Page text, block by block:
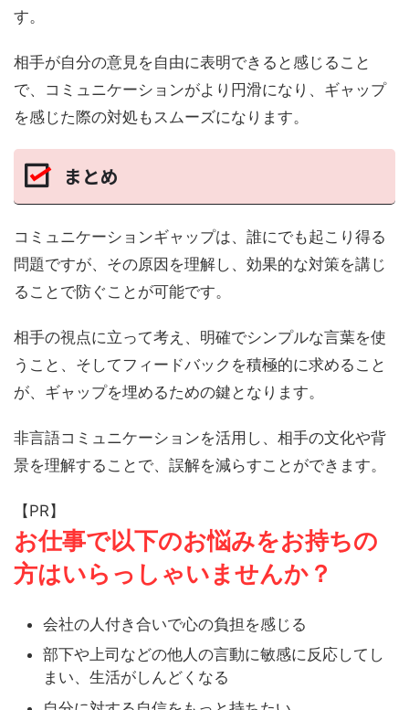
す。
相手が自分の意見を自由に表明できると感じること
で、コミュニケーションがより円滑になり、ギャップ
を感じた際の対処もスムーズになります。
まとめ
コミュニケーションギャップは、誰にでも起こり得る
問題ですが、その原因を理解し、効果的な対策を講じ
ることで防ぐことが可能です。
相手の視点に立って考え、明確でシンプルな言葉を使
うこと、そしてフィードバックを積極的に求めること
が、ギャップを埋めるための鍵となります。
非言語コミュニケーションを活用し、相手の文化や背
景を理解することで、誤解を減らすことができます。
【PR】
お仕事で以下のお悩みをお持ちの
方はいらっしゃいませんか？
会社の人付き合いで心の負担を感じる
部下や上司などの他人の言動に敏感に反応してし
まい、生活がしんどくなる